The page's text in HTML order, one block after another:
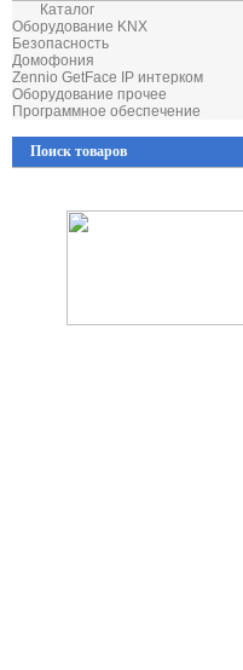
Каталог
Оборудование KNX
Безопасность
Домофония
Zennio GetFace IP интерком
Оборудование прочее
Программное обеспечение
Поиск товаров